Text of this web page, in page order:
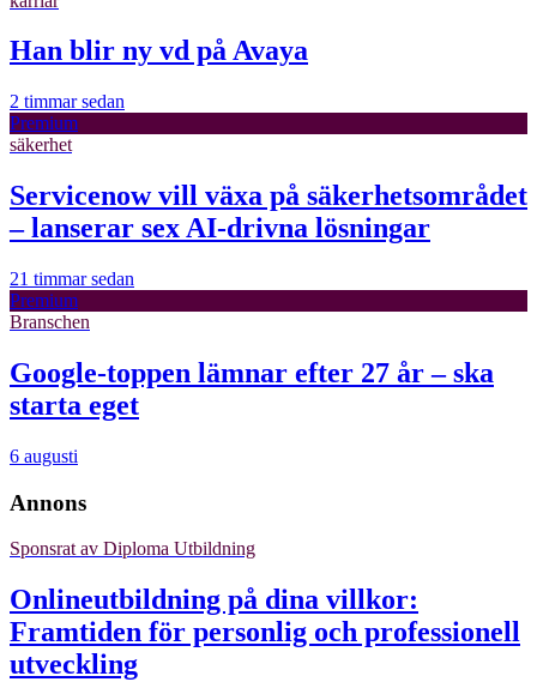
Han blir ny vd på Avaya
2 timmar sedan
Premium
säkerhet
Servicenow vill växa på säkerhetsområdet
– lanserar sex AI-drivna lösningar
21 timmar sedan
Premium
Branschen
Google-toppen lämnar efter 27 år – ska
starta eget
6 augusti
Annons
Sponsrat av Diploma Utbildning
Onlineutbildning på dina villkor:
Framtiden för personlig och professionell
utveckling